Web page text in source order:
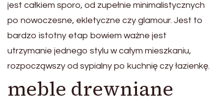
jest całkiem sporo, od zupełnie minimalistycznych
po nowoczesne, ekletyczne czy glamour. Jest to
bardzo istotny etap bowiem ważne jest
utrzymanie jednego stylu w całym mieszkaniu,
rozpocząwszy od sypialny po kuchnię czy łazienkę.
meble drewniane